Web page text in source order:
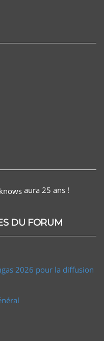
aura 25 ans !
DU FORUM
2026 pour la diffusion